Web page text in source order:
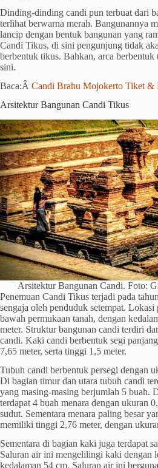
Dinding-dinding candi pun terbuat dari
terlihat berwarna merah. Bangunannya
lancip dengan bentuk bangunan yang
Candi Tikus, di sini pengunjung tidak
berbentuk tikus. Bahkan, arca
sini.
Baca:Â Candi Brahu Mojokerto Tiket &
Arsitektur Bangunan Candi Tikus
Arsitektur Bangunan Candi. Foto:
Penemuan Candi Tikus terjadi pada
sengaja oleh penduduk setempat. Lokasi
bawah permukaan tanah, dengan
meter. Struktur bangunan candi terdiri
candi. Kaki candi berbentuk segi
7,65 meter, serta tinggi 1,5 meter.
Tubuh candi berbentuk persegi dengan
Di bagian timur dan utara tubuh candi
yang masing-masing berjumlah 5 buah.
terdapat 4 buah menara dengan ukuran
sudut. Sementara menara paling besar
memiliki tinggi 2,76 meter, dengan
Sementara di bagian kaki juga terdapat
Saluran air ini mengelilingi kaki dengan
kedalaman 54 cm. Saluran air ini